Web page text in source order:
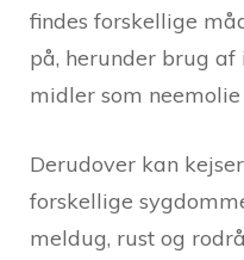
findes forskellige
på, herunder brug
midler som
Derudover kan
forskellige
meldug, rust og